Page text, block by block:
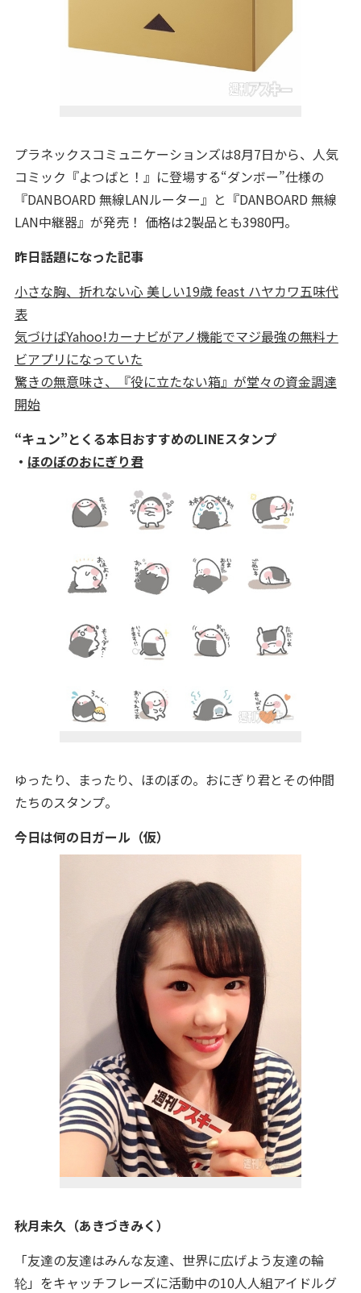
プラネックスコミュニケーションズは8月7日から、人気
コミック『よつばと！』に登場する“ダンボー”仕様の
『DANBOARD 無線LANルーター』と『DANBOARD 無線
LAN中継器』が発売！ 価格は2製品とも3980円。
昨日話題になった記事
小さな胸、折れない心 美しい19歳 feast ハヤカワ五味代
表
気づけばYahoo!カーナビがアノ機能でマジ最強の無料ナ
ビアプリになっていた
驚きの無意味さ、『役に立たない箱』が堂々の資金調達
開始
“キュン”とくる本日おすすめのLINEスタンプ
・ ほのぼのおにぎり君
ゆったり、まったり、ほのぼの。おにぎり君とその仲間
たちのスタンプ。
今日は何の日ガール（仮）
秋月未久（あきづきみく）
「友達の友達はみんな友達、世界に広げよう友達の輪
轮」をキャッチフレーズに活動中の10⼈人組アイドルグ